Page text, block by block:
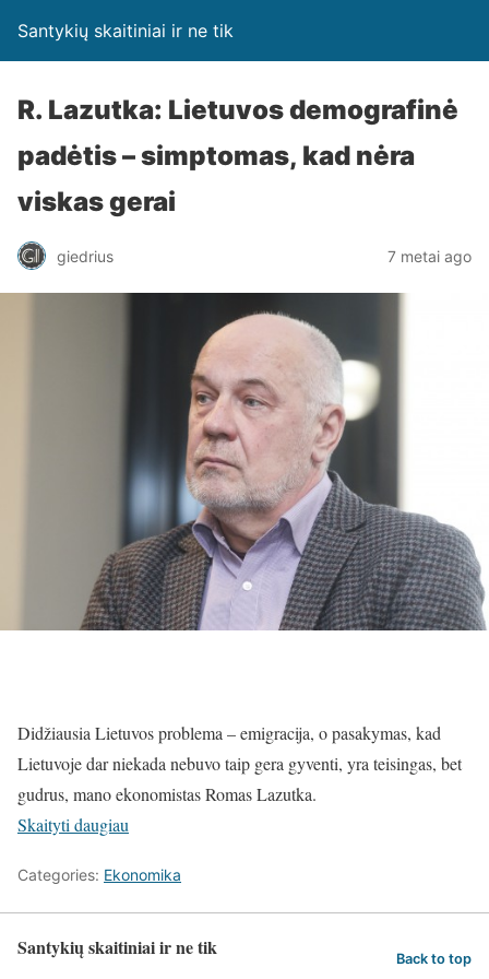
Santykių skaitiniai ir ne tik
R. Lazutka: Lietuvos demografinė
padėtis – simptomas, kad nėra
viskas gerai
giedrius 7 metai ago
Didžiausia Lietuvos problema – emigracija, o pasakymas, kad
Lietuvoje dar niekada nebuvo taip gera gyventi, yra teisingas, bet
gudrus, mano ekonomistas Romas Lazutka.
Skaityti daugiau
Categories: Ekonomika
Santykių skaitiniai ir ne tik Back to top